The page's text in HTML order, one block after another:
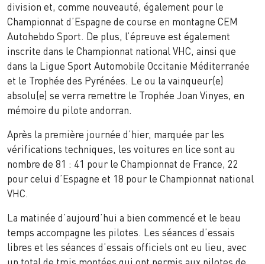
division et, comme nouveauté, également pour le
Championnat d’Espagne de course en montagne CEM
Autohebdo Sport. De plus, l’épreuve est également
inscrite dans le Championnat national VHC, ainsi que
dans la Ligue Sport Automobile Occitanie Méditerranée
et le Trophée des Pyrénées. Le ou la vainqueur(e)
absolu(e) se verra remettre le Trophée Joan Vinyes, en
mémoire du pilote andorran.
Après la première journée d’hier, marquée par les
vérifications techniques, les voitures en lice sont au
nombre de 81 : 41 pour le Championnat de France, 22
pour celui d’Espagne et 18 pour le Championnat national
VHC.
La matinée d’aujourd’hui a bien commencé et le beau
temps accompagne les pilotes. Les séances d’essais
libres et les séances d’essais officiels ont eu lieu, avec